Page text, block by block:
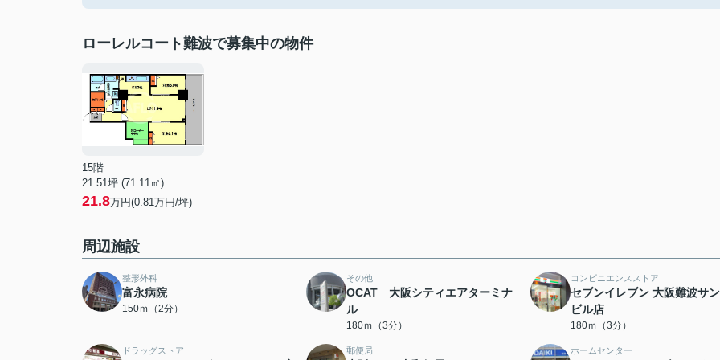
ローレルコート難波で募集中の物件
15階
21.51坪 (71.11㎡)
21.8万円(0.81万円/坪)
周辺施設
整形外科
富永病院
150ｍ（2分）
その他
OCAT 大阪シティエアターミナ
ル
180ｍ（3分）
コンビニエンスストア
セブンイレブン 大阪難波サ
ビル店
180ｍ（3分）
ドラッグストア 郵便局 ホームセンター